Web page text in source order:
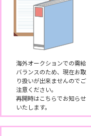
海外オークションでの需給
バランスのため、現在お取
り扱いが出来ませんのでご
注意ください。
再開時はこちらでお知らせ
いたします。